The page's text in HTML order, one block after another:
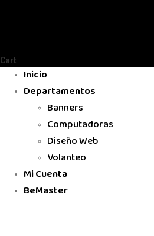
Cart
Inicio
Departamentos
Banners
Computadoras
Diseño Web
Volanteo
Mi Cuenta
BeMaster